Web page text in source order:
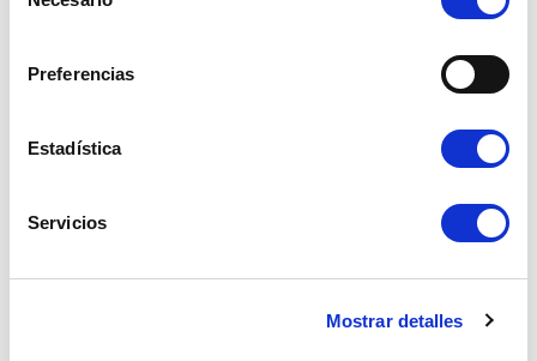
Preferencias
Estadística
Servicios
Mostrar detalles
Ref. : 1402400 EN STOCK Ref. : 3312007 EN STOCK
Precio al público 4.90 € con IVA